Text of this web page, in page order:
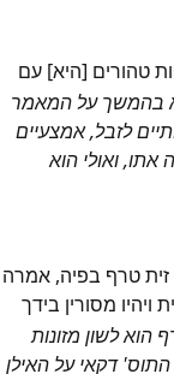
טהורים [היא] עם
בהמשך על המאמר
לזבל, אמצעיים
אתו, ואולי הוא
זית טרף בפיה, אמרה
ויהיו מסורין בידך
הוא לשון מזונות
דקאי על האילן